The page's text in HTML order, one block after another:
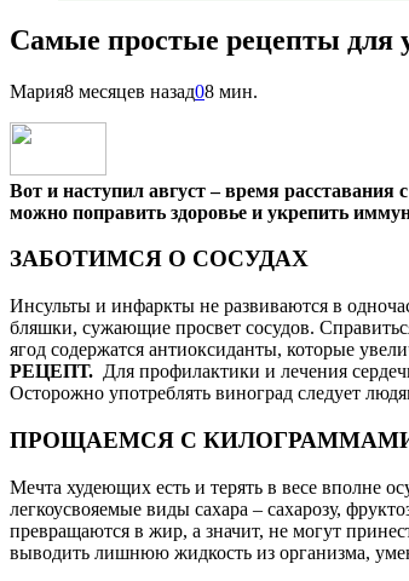
Самые простые рецепты для
Мария8 месяцев назад08 мин.
Вот и наступил август – время расставания
можно поправить здоровье и укрепить
ЗАБОТИМСЯ О СОСУДАХ
Инсульты и инфаркты не развиваются в
бляшки, сужающие просвет сосудов.
ягод содержатся антиоксиданты, которые
РЕЦЕПТ. Для профилактики и лечения
Осторожно употреблять виноград следует
ПРОЩАЕМСЯ С
Мечта худеющих есть и терять в весе вполне
легкоусвояемые виды сахара – сахарозу,
превращаются в жир, а значит, не могут
выводить лишнюю жидкость из организма,